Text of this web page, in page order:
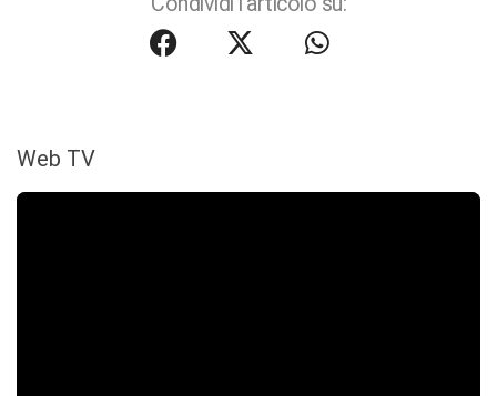
Web TV